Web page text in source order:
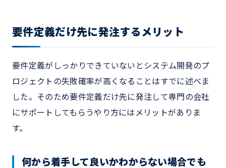
要件定義だけ先に発注するメリット
要件定義がしっかりできていないとシステム開発のプ
ロジェクトの失敗確率が高くなることはすでに述べま
した。そのため要件定義だけ先に発注して専門の会社
にサポートしてもらうやり方にはメリットがありま
す。
何から着手して良いかわからない場合でも